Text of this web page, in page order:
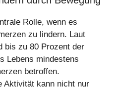
Rolle, wenn es
zu lindern. Laut
bis zu 80 Prozent der
Lebens mindestens
betroffen.
Aktivität kann nicht nur